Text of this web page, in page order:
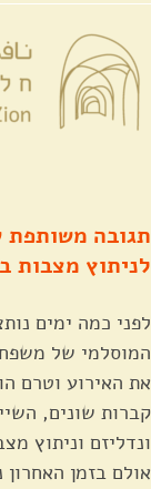
דלג
לתוכן
תגובה משותפת
לניתוץ מצבות
לפני כמה ימים
המוסלמי של
את האירוע וטרם
קברות שונים,
ונדליזם וניתוץ
אולם בזמן